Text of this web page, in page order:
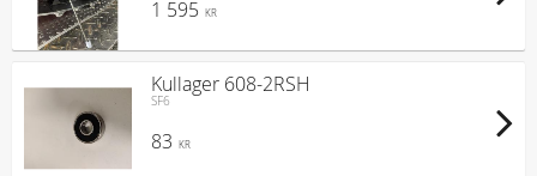
1 595 KR
Kullager 608-2RSH
SF6
83 KR